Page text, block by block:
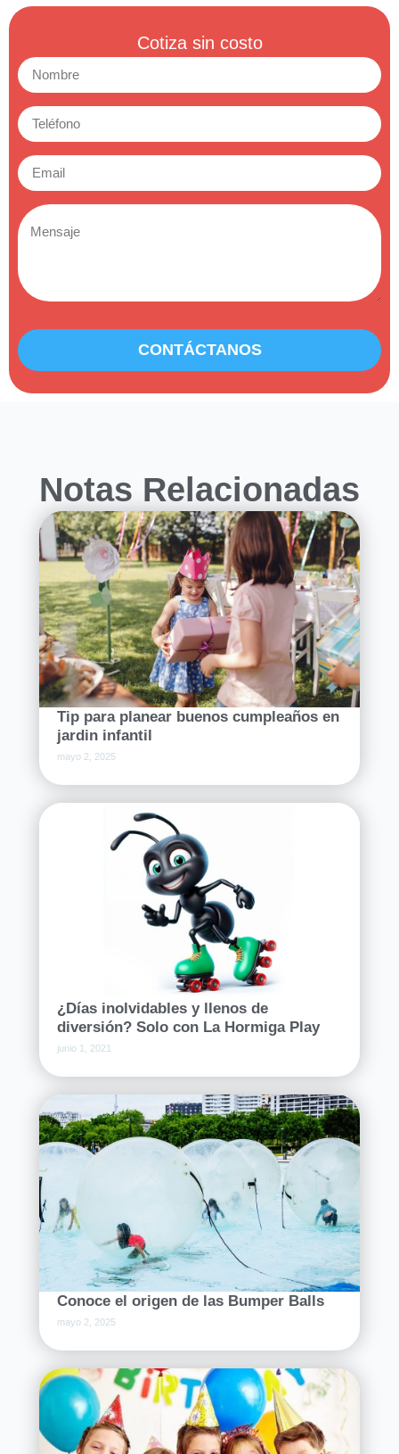
Cotiza sin costo
CONTÁCTANOS
Notas Relacionadas
Tip para planear buenos cumpleaños en
jardin infantil
mayo 2, 2025
¿Días inolvidables y llenos de
diversión? Solo con La Hormiga Play
junio 1, 2021
Conoce el origen de las Bumper Balls
mayo 2, 2025